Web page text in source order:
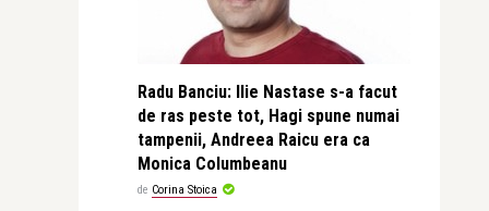
Radu Banciu: Ilie Nastase s-a facut
de ras peste tot, Hagi spune numai
tampenii, Andreea Raicu era ca
Monica Columbeanu
de Corina Stoica